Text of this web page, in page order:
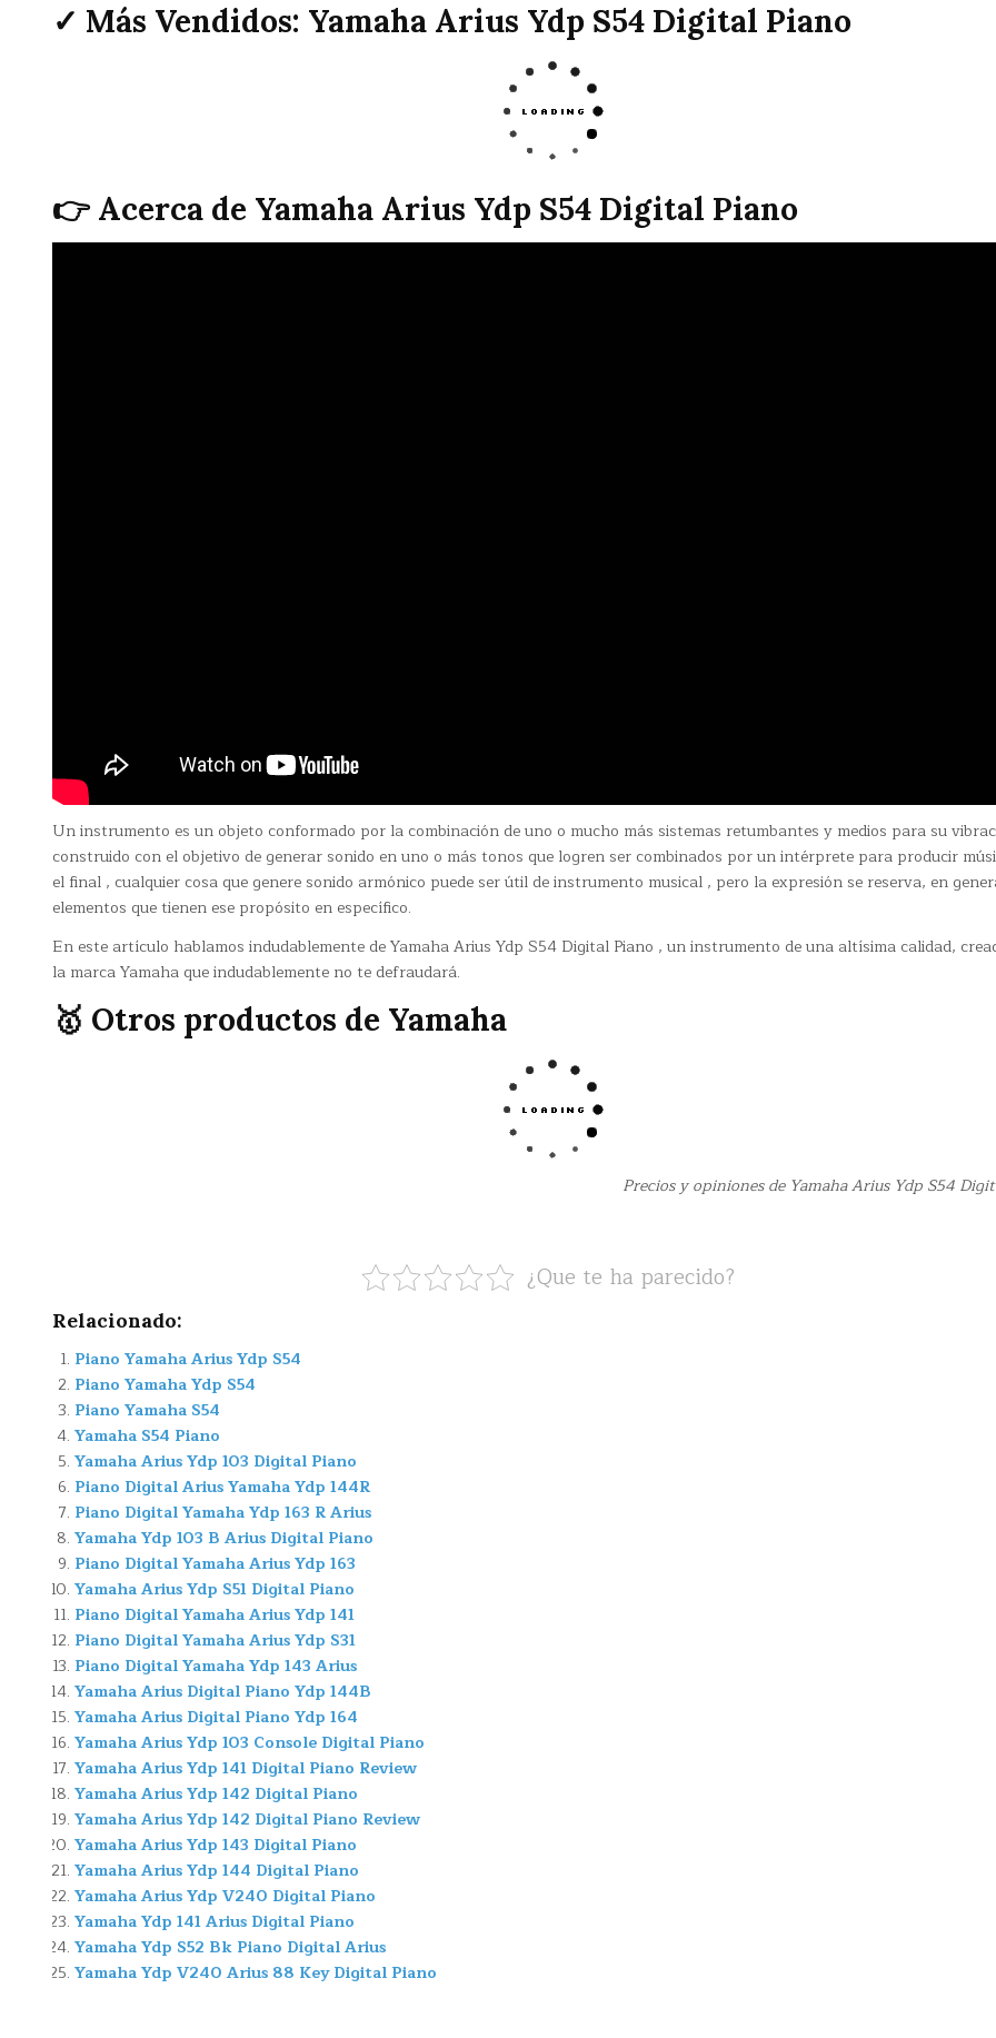
✓ Más Vendidos: Yamaha Arius Ydp S54 Digital Piano
👉 Acerca de Yamaha Arius Ydp S54 Digital Piano
Un instrumento es un objeto conformado por la combinación de uno o mucho más sistemas retumbantes y medios para su
construido con el objetivo de generar sonido en uno o más tonos que logren ser combinados por un intérprete para producir
el final , cualquier cosa que genere sonido armónico puede ser útil de instrumento musical , pero la expresión se reserva, en
elementos que tienen ese propósito en específico.
En este artículo hablamos indudablemente de Yamaha Arius Ydp S54 Digital Piano , un instrumento de una altísima calidad,
la marca Yamaha que indudablemente no te defraudará.
🥇 Otros productos de Yamaha
Precios y opiniones de Yamaha Arius Ydp S54
¿Que te ha parecido?
Relacionado:
Piano Yamaha Arius Ydp S54
Piano Yamaha Ydp S54
Piano Yamaha S54
Yamaha S54 Piano
Yamaha Arius Ydp 103 Digital Piano
Piano Digital Arius Yamaha Ydp 144R
Piano Digital Yamaha Ydp 163 R Arius
Yamaha Ydp 103 B Arius Digital Piano
Piano Digital Yamaha Arius Ydp 163
Yamaha Arius Ydp S51 Digital Piano
Piano Digital Yamaha Arius Ydp 141
Piano Digital Yamaha Arius Ydp S31
Piano Digital Yamaha Ydp 143 Arius
Yamaha Arius Digital Piano Ydp 144B
Yamaha Arius Digital Piano Ydp 164
Yamaha Arius Ydp 103 Console Digital Piano
Yamaha Arius Ydp 141 Digital Piano Review
Yamaha Arius Ydp 142 Digital Piano
Yamaha Arius Ydp 142 Digital Piano Review
Yamaha Arius Ydp 143 Digital Piano
Yamaha Arius Ydp 144 Digital Piano
Yamaha Arius Ydp V240 Digital Piano
Yamaha Ydp 141 Arius Digital Piano
Yamaha Ydp S52 Bk Piano Digital Arius
Yamaha Ydp V240 Arius 88 Key Digital Piano